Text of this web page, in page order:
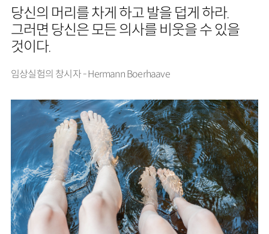
당신의 머리를 차게 하고 발을 덥게 하라.
그러면 당신은 모든 의사를 비웃을 수 있을
것이다.
임상실험의 창시자 - Hermann Boerhaave